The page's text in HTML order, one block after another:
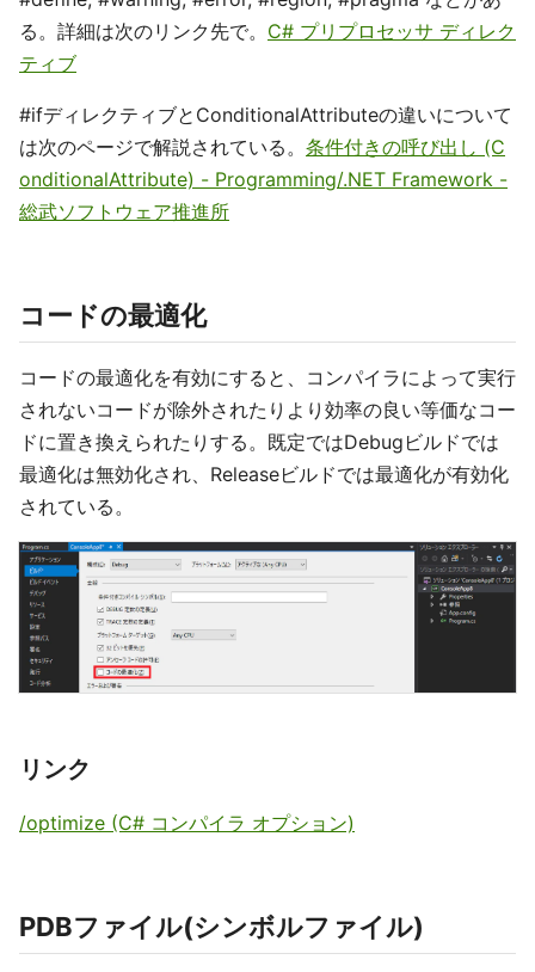
る。詳細は次のリンク先で。 C# プリプロセッサ ディレク
ティブ
#ifディレクティブとConditionalAttributeの違いについて
は次のページで解説されている。 条件付きの呼び出し (C
onditionalAttribute) - Programming/.NET Framework -
総武ソフトウェア推進所
コードの最適化
コードの最適化を有効にすると、コンパイラによって実行
されないコードが除外されたりより効率の良い等価なコー
ドに置き換えられたりする。既定ではDebugビルドでは
最適化は無効化され、Releaseビルドでは最適化が有効化
されている。
リンク
/optimize (C# コンパイラ オプション)
PDBファイル(シンボルファイル)